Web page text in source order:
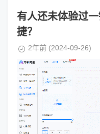
有人还未体验过
捷？
2年前 (2024-09-26)